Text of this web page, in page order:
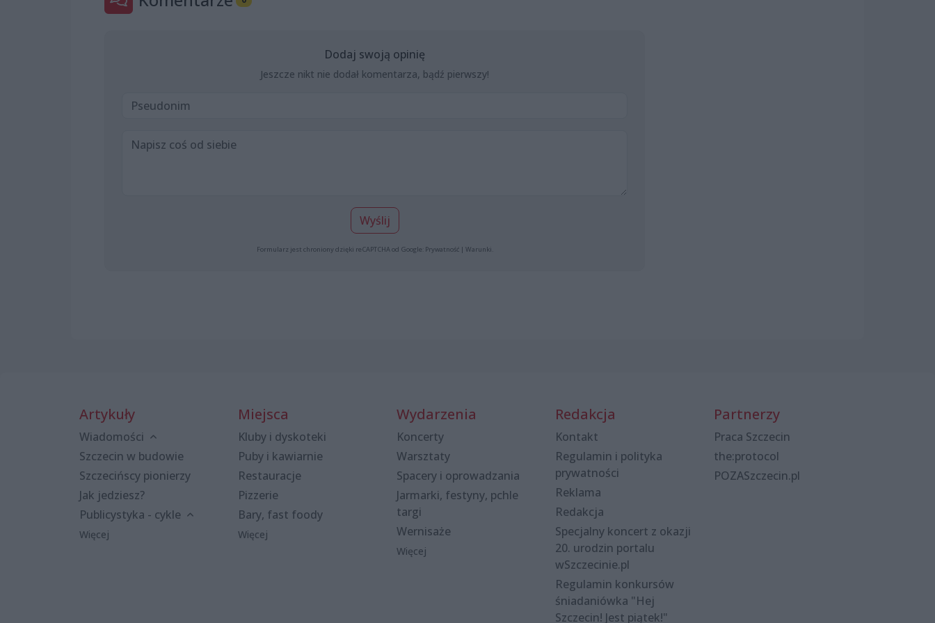
Dodaj swoją opinię
Jeszcze nikt nie dodał komentarza, bądź pierwszy!
Wyślij
Formularz jest chroniony dzięki reCAPTCHA od Google: Prywatność| Warunki
Artykuły
Wiadomości
Szczecin w budowie
Szczecińscy pionierzy
Jak jedziesz?
Publicystyka - cykle
Więcej
Miejsca
Kluby i dyskoteki
Puby i kawiarnie
Restauracje
Pizzerie
Bary, fast foody
Więcej
Wydarzenia
Koncerty
Warsztaty
Spacery i oprowadzania
Jarmarki, festyny, pchle
targi
Wernisaże
Więcej
Redakcja
Kontakt
Regulamin i polityka
prywatności
Reklama
Redakcja
Specjalny koncert z okazji
20. urodzin portalu
wSzczecinie.pl
Regulamin konkursów
śniadaniówka "Hej
Szczecin! Jest piątek!"
Partnerzy
Praca Szczecin
the:protocol
POZASzczecin.pl